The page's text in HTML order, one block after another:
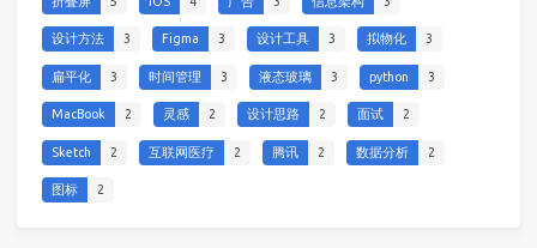
设计方法 3 Figma 3 设计工具 3 拟物化 3
扁平化 3 时间管理 3 液态玻璃 3 python 3
MacBook 2 灵感 2 设计思路 2 面试 2
Sketch 2 互联网医疗 2 腾讯 2 数据分析 2
图标 2